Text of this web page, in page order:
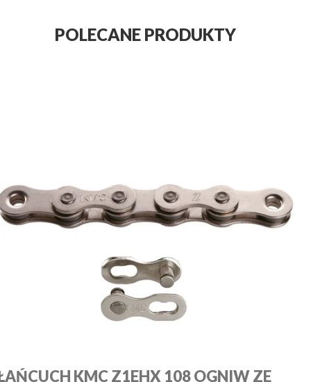
POLECANE PRODUKTY
KMC Z1EHX 108 OGNIW ZE